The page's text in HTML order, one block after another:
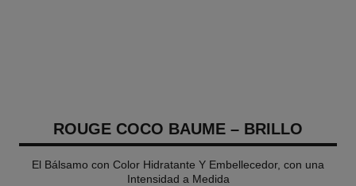
ROUGE COCO BAUME – BRILLO
El Bálsamo con Color Hidratante Y Embellecedor, con una
Intensidad a Medida